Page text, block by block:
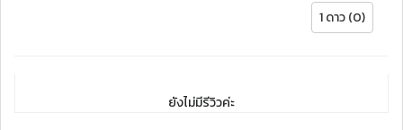
1 ดาว (0)
ยังไม่มีรีวิวค่ะ